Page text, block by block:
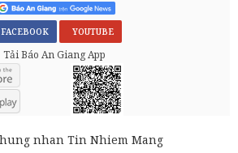
FACEBOOK YOUTUBE
Tải Báo An Giang App